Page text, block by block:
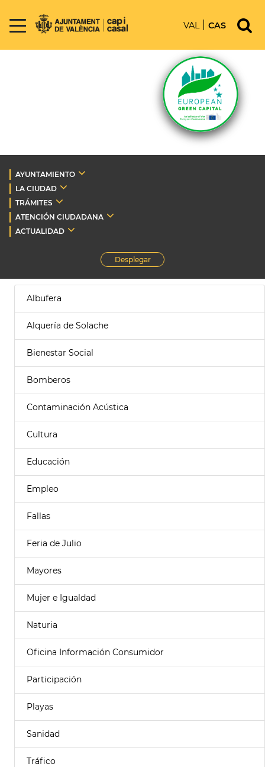
VAL CAS
AYUNTAMIENTO
LA CIUDAD
TRÁMITES
ATENCIÓN CIUDADANA
ACTUALIDAD
Desplegar
Albufera
Alquería de Solache
Bienestar Social
Bomberos
Contaminación Acústica
Cultura
Educación
Empleo
Fallas
Feria de Julio
Mayores
Mujer e Igualdad
Naturia
Oficina Información Consumidor
Participación
Playas
Sanidad
Tráfico